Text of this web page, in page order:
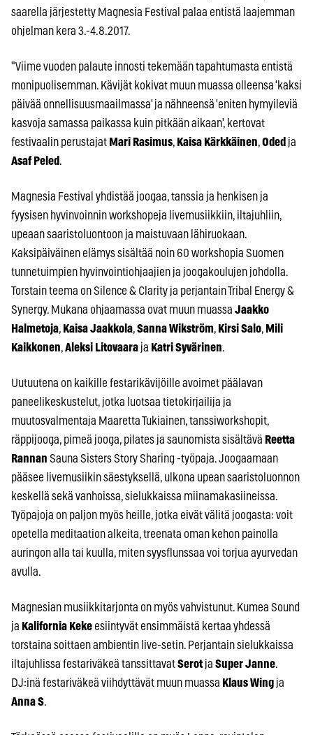
saarella järjestetty Magnesia Festival palaa entistä laajemman
ohjelman kera 3.-4.8.2017.
"Viime vuoden palaute innosti tekemään tapahtumasta entistä
monipuolisemman. Kävijät kokivat muun muassa olleensa 'kaksi
päivää onnellisuusmaailmassa' ja nähneensä 'eniten hymyileviä
kasvoja samassa paikassa kuin pitkään aikaan', kertovat
festivaalin perustajat Mari Rasimus, Kaisa Kärkkäinen,Oded ja
Asaf Peled .
Magnesia Festival yhdistää joogaa, tanssia ja henkisen ja
fyysisen hyvinvoinnin workshopeja livemusiikkiin, iltajuhliin,
upeaan saaristoluontoon ja maistuvaan lähiruokaan.
Kaksipäiväinen elämys sisältää noin 60 workshopia Suomen
tunnetuimpien hyvinvointiohjaajien ja joogakoulujen johdolla.
Torstain teema on Silence & Clarity ja perjantain Tribal Energy &
Synergy. Mukana ohjaamassa ovat muun muassa Jaakko
Halmetoja, Kaisa Jaakkola,Sanna Wikström, Kirsi Salo, Mili
Kaikkonen,Aleksi Litovaara ja Katri Syvärinen.
Uutuutena on kaikille festarikävijöille avoimet päälavan
paneelikeskustelut, jotka luotsaa tietokirjailija ja
muutosvalmentaja Maaretta Tukiainen, tanssiworkshopit,
räppijooga, pimeä jooga, pilates ja saunomista sisältävä Reetta
Rannan Sauna Sisters Story Sharing -työpaja. Joogaamaan
pääsee livemusiikin säestyksellä, ulkona upean saaristoluonnon
keskellä sekä vanhoissa, sielukkaissa miinamakasiineissa.
Työpajoja on paljon myös heille, jotka eivät välitä joogasta: voit
opetella meditaation alkeita, treenata oman kehon painolla
auringon alla tai kuulla, miten syysflunssaa voi torjua ayurvedan
avulla.
Magnesian musiikkitarjonta on myös vahvistunut. Kumea Sound
ja Kalifornia Keke esiintyvät ensimmäistä kertaa yhdessä
torstaina soittaen ambientin live-setin. Perjantain sielukkaissa
iltajuhlissa festariväkeä tanssittavatSerot ja Super Janne.
DJ:inä festariväkeä viihdyttävät muun muassa Klaus Wing ja
Anna S.